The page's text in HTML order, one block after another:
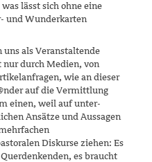
lässt sich ohne eine
und Wun­der­karten
uns als Veranstaltende
nur durch Medien, von
wie an dieser
auf die Vermittlung
einen, weil auf unter­
Ansätze und Aussagen
Diskurse ziehen: Es
es braucht